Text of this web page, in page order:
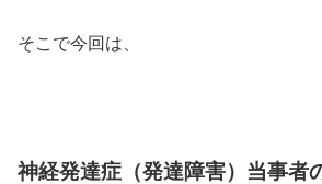
そこで今回は、
神経発達症（発達障害）当事者